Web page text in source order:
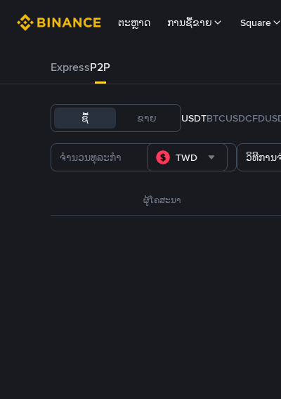
ຕະຫຼາດ ການຊື້ຂາຍ Square
ExpressP2P
ຊື້ ຂາຍ USDTBTCUSDC
TWD ວິທີການ
ຜູ້ໂຄສະນາ